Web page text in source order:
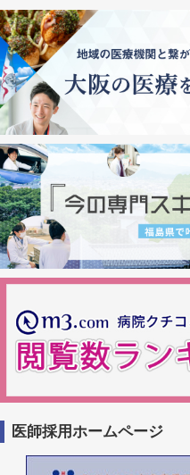
医師採用ホームページ